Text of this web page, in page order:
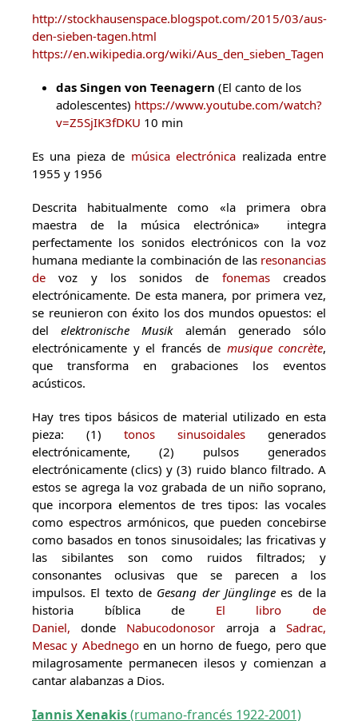
http://stockhausenspace.blogspot.com/2015/03/aus-
den-sieben-tagen.html
https://en.wikipedia.org/wiki/Aus_den_sieben_Tagen
das Singen von Teenagern (El canto de los
adolescentes) https://www.youtube.com/watch?
v=Z5SjIK3fDKU 10 min
Es una pieza de música electrónica realizada entre
1955 y 1956
Descrita habitualmente como «la primera obra
maestra de la música electrónica» integra
perfectamente los sonidos electrónicos con la voz
humana mediante la combinación de las resonancias
de voz y los sonidos de fonemascreados
electrónicamente. De esta manera, por primera vez,
se reunieron con éxito los dos mundos opuestos: el
delelektronische Musikalemán generado sólo
electrónicamente y el francés de musique concrète,
que transforma en grabaciones los eventos
acústicos.
Hay tres tipos básicos de material utilizado en esta
pieza: (1) tonos sinusoidales generados
electrónicamente, (2) pulsos generados
electrónicamente (clics) y (3) ruido blanco filtrado. A
estos se agrega la voz grabada de un niño soprano,
que incorpora elementos de tres tipos: las vocales
como espectros armónicos, que pueden concebirse
como basados en tonos sinusoidales; las fricativas y
las sibilantes son como ruidos filtrados; y
consonantes oclusivas que se parecen a los
impulsos. El texto de Gesang der Jünglinge es de la
historia bíblica de El libro de
Daniel, donde Nabucodonosor arroja aSadrac,
Mesac y Abednegoen un horno de fuego, pero que
milagrosamente permanecen ilesos y comienzan a
cantar alabanzas a Dios.
Iannis Xenakis(rumano-francés 1922-2001)